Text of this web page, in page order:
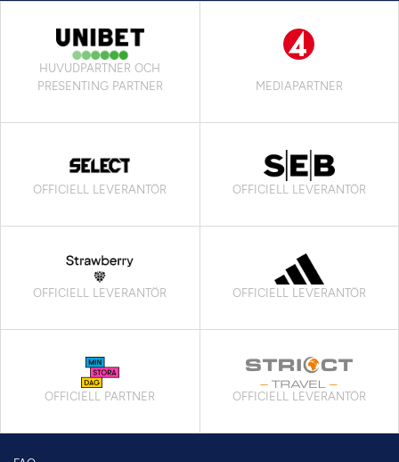
HUVUDPARTNER OCH
PRESENTING PARTNER
MEDIAPARTNER
OFFICIELL LEVERANTÖR OFFICIELL LEVERANTÖR
OFFICIELL LEVERANTÖR OFFICIELL LEVERANTÖR
OFFICIELL PARTNER OFFICIELL LEVERANTÖR